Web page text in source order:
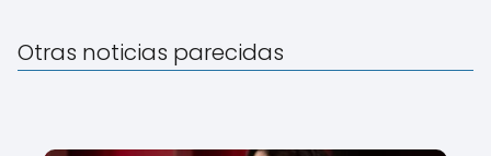
Otras noticias parecidas